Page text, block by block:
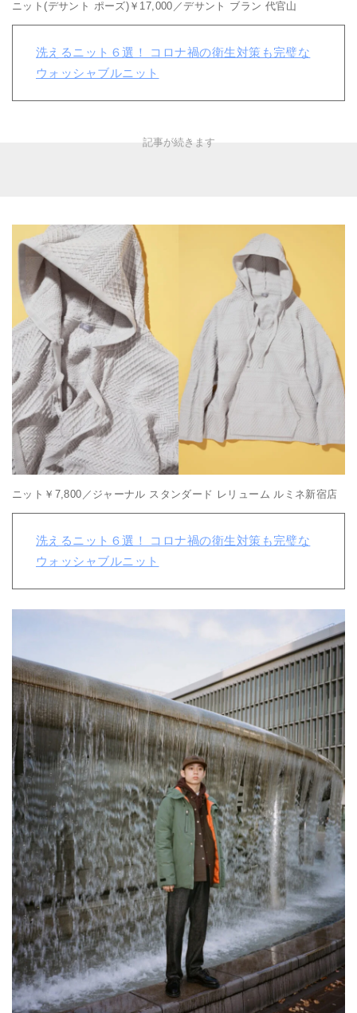
ニット(デサント ポーズ)￥17,000／デサント ブラン 代官山
洗えるニット６選！ コロナ禍の衛生対策も完璧な
ウォッシャブルニット
ニット￥7,800／ジャーナル スタンダード レリューム ルミネ新宿店
洗えるニット６選！ コロナ禍の衛生対策も完璧な
ウォッシャブルニット